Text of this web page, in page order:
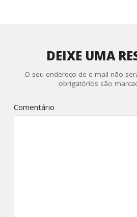
DEIXE UMA
O seu endereço de e-mail não
obrigatórios são
Comentário